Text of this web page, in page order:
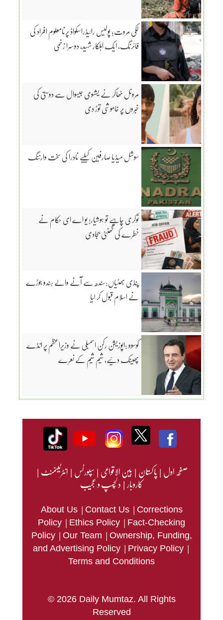
لکی مروت؛ پولیس رائیڈراسکواڈ پرنامعلوم افراد کی
فائرنگ، ایک اہلکار شہید، دوسرا زخمی
مرونل ٹھاکر نے یشسوی جیسوال سے دوستی کی
خبروں پر خاموشی توڑ دی
سوشل میڈیا صارفین کیلیے نادرا کی سخت وارننگ
نوکری چاہیے تو ہوشیار! یو اے ای حکام نے
خطرے کی گھنٹی بجادی
پنڈی بھٹیاں:سندھ سے آنے والے ہندو جوڑے
نے اسلام قبول کر لیا
کوسوو :اپوزیشن رکن اسمبلی نے وزیراعظم پر انڈے
پھینک دئیے، شیم شیم کے نعرے
صفحہ اول|پاکستان|بین الاقوامی|سپورٹس|انٹرٹینمنٹ|
کاروبار|دلچسپ و عجیب
About Us | Contact Us | Corrections
Policy | Ethics Policy | Fact-Checking
Policy | Our Team | Ownership, Funding,
and Advertising Policy | Privacy Policy |
Terms and Conditions
© 2026 Daily Mumtaz. All Rights
Reserved